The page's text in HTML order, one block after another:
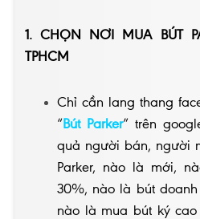
1. CHỌN NƠI MUA BÚT
TPHCM
Chỉ cần lang thang
“Bút Parker” trên
quả người bán, người
Parker, nào là mới,
30%, nào là bút
nào là mua bút ký